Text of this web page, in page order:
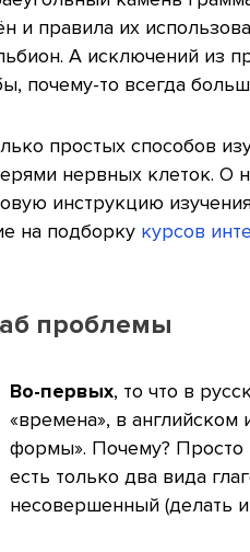
и правила их
А исключений из
почему-то всегда
простых способов
нервных клеток. О
инструкцию
на подборку курсов
проблемы
Во-первых, то что в
«времена», в
формы». Почему? Просто
есть только два вида
несовершенный (делать и